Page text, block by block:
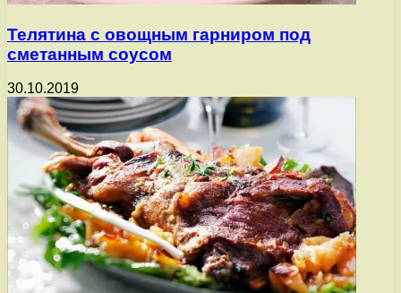
Телятина с овощным гарниром под
сметанным соусом
30.10.2019